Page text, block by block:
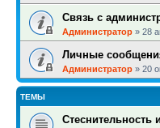
Связь с
Администратор » 28
Личные
Администратор » 20
ТЕМЫ
Стеснительность